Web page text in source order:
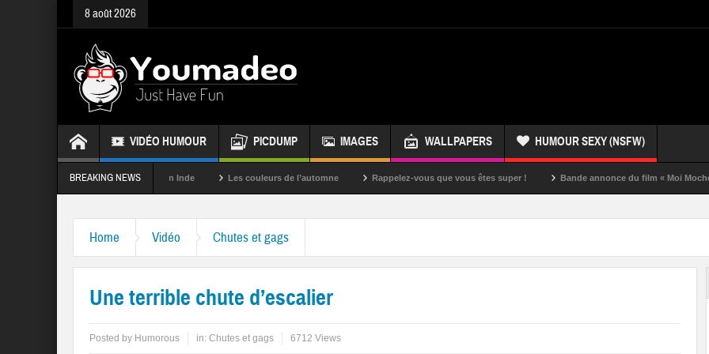
8 août 2026
VIDÉO HUMOUR PICDUMP IMAGES WALLPAPERS HUMOUR SEXY (NSFW)
BREAKING NEWS
La fête des couleurs en Inde Les couleurs de l’automne Rappelez-vous que vous êtes super ! Bande annonce du film « Moi Moche et
Home Vidéo Chutes et gags
Une terrible chute d’escalier
Posted by Humorous in: Chutes et gags 6712 Views